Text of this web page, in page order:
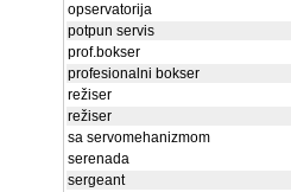
opservatorija
potpun servis
prof.bokser
profesionalni bokser
režiser
režiser
sa servomehanizmom
serenada
sergeant